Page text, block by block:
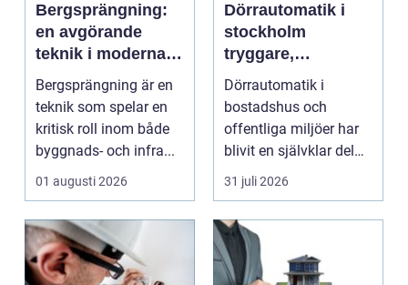
Bergsprängning:
en avgörande
teknik i moderna
byggprojekt
Bergsprängning är en
teknik som spelar en
kritisk roll inom både
byggnads- och infra...
01 augusti 2026
Dörrautomatik i
stockholm
tryggare,
smidigare och mer
tillgängliga entréer
Dörrautomatik i
bostadshus och
offentliga miljöer har
blivit en självklar del
av en modern
fastighet...
31 juli 2026